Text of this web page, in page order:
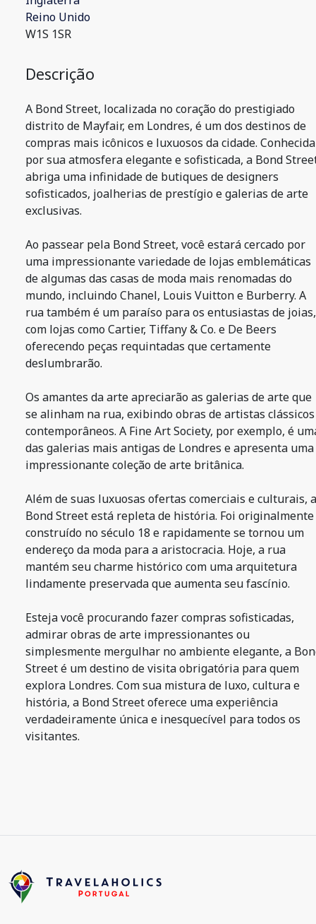
Reino Unido
W1S 1SR
Descrição
A Bond Street, localizada no coração do prestigiado
distrito de Mayfair, em Londres, é um dos destinos de
compras mais icônicos e luxuosos da cidade. Conhecida
por sua atmosfera elegante e sofisticada, a Bond
abriga uma infinidade de butiques de designers
sofisticados, joalherias de prestígio e galerias de arte
exclusivas.
Ao passear pela Bond Street, você estará cercado por
uma impressionante variedade de lojas emblemáticas
de algumas das casas de moda mais renomadas do
mundo, incluindo Chanel, Louis Vuitton e Burberry. A
rua também é um paraíso para os entusiastas de joias,
com lojas como Cartier, Tiffany & Co. e De Beers
oferecendo peças requintadas que certamente
deslumbrarão.
Os amantes da arte apreciarão as galerias de arte que
se alinham na rua, exibindo obras de artistas
contemporâneos. A Fine Art Society, por exemplo, é
das galerias mais antigas de Londres e apresenta uma
impressionante coleção de arte britânica.
Além de suas luxuosas ofertas comerciais e culturais, a
Bond Street está repleta de história. Foi originalmente
construído no século 18 e rapidamente se tornou um
endereço da moda para a aristocracia. Hoje, a rua
mantém seu charme histórico com uma arquitetura
lindamente preservada que aumenta seu fascínio.
Esteja você procurando fazer compras sofisticadas,
admirar obras de arte impressionantes ou
simplesmente mergulhar no ambiente elegante, a
Street é um destino de visita obrigatória para quem
explora Londres. Com sua mistura de luxo, cultura e
história, a Bond Street oferece uma experiência
verdadeiramente única e inesquecível para todos os
visitantes.